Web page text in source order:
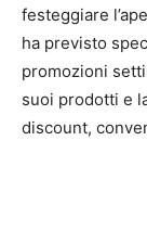
festeggiare
ha previsto
promozioni
suoi prodotti e
discount,